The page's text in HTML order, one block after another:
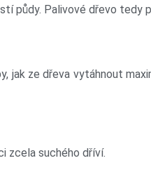
půdy. Palivové dřevo tedy
jak ze dřeva vytáhnout
zcela suchého dříví.